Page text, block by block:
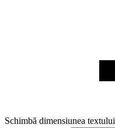
Schimbă dimensiunea textului